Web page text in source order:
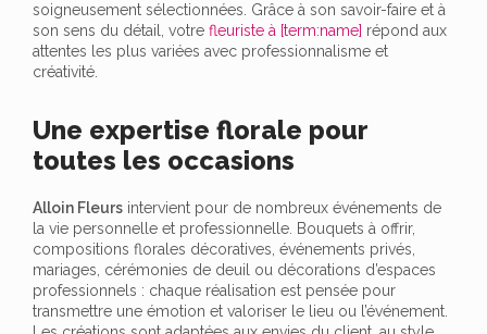
soigneusement sélectionnées. Grâce à son savoir-faire et à
son sens du détail, votre fleuriste à [term:name] répond aux
attentes les plus variées avec professionnalisme et
créativité.
Une expertise florale pour
toutes les occasions
Alloin Fleurs intervient pour de nombreux événements de
la vie personnelle et professionnelle. Bouquets à offrir,
compositions florales décoratives, événements privés,
mariages, cérémonies de deuil ou décorations d’espaces
professionnels : chaque réalisation est pensée pour
transmettre une émotion et valoriser le lieu ou l’événement.